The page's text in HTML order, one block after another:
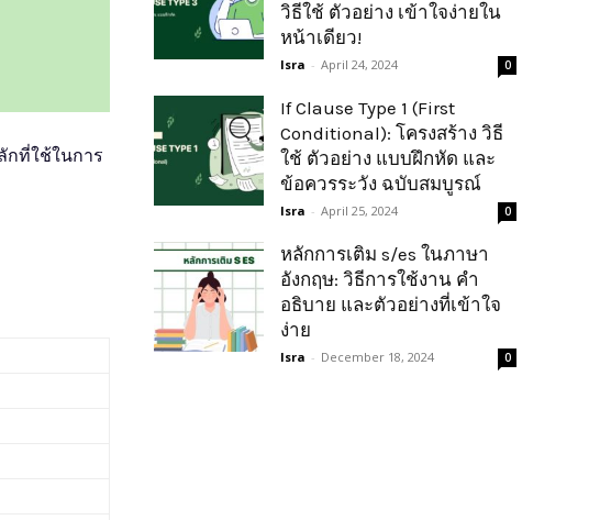
ที่ใช้ในการ
วิธีใช้ ตัวอย่าง เข้าใจง่ายใน
หน้าเดียว!
Isra - April 24, 2024 0
If Clause Type 1 (First
Conditional): โครงสร้าง วิธี
ใช้ ตัวอย่าง แบบฝึกหัด และ
ข้อควรระวัง ฉบับสมบูรณ์
Isra - April 25, 2024 0
หลักการเติม s/es ในภาษา
อังกฤษ: วิธีการใช้งาน คำ
อธิบาย และตัวอย่างที่เข้าใจ
ง่าย
Isra - December 18, 2024 0